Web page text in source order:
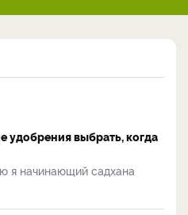
удобрения выбрать, когда
я начинающий садхана